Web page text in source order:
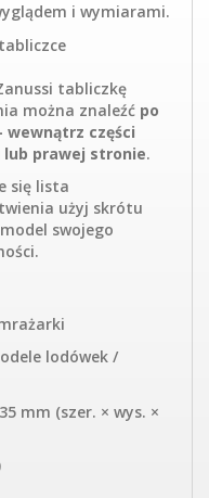
i wymiarami.
tabliczkę
można znaleźć po
części
lub prawej stronie.
się lista
użyj skrótu
swojego
lodówek /
mm (szer. × wys. ×